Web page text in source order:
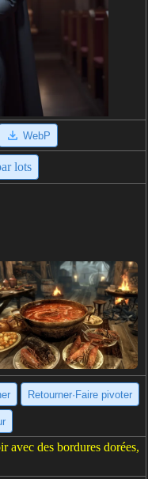
WebP
lots
Retourner·Faire pivoter
avec des bordures dorées,